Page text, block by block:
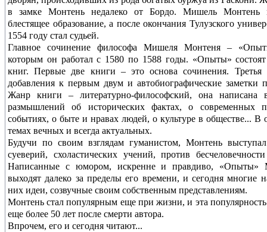
в замке Монтень недалеко от Бордо. Мишель Монтень
блестящее образование, а после окончания Тулузского
1554 году стал судьей.
Главное сочинение философа Мишеля Монтеня –
которым он работал с 1580 по 1588 годы. «Опыты»
книг. Первые две книги – это основа сочинения. Третья
добавления к первым двум и автобиографические заметки
Жанр книги – литературно-философский, она написана
размышлений об исторических фактах, о современных
событиях, о быте и нравах людей, о культуре в обществе... В
темах вечных и всегда актуальных.
Будучи по своим взглядам гуманистом, Монтень
суеверий, схоластических учений, против
Написанные с юмором, искренне и правдиво, «Опыты»
выходят далеко за пределы его времени, и сегодня многие
них идеи, созвучные своим собственным представлениям.
Монтень стал популярным еще при жизни, и эта популярность
еще более 50 лет после смерти автора.
Впрочем, его и сегодня читают...